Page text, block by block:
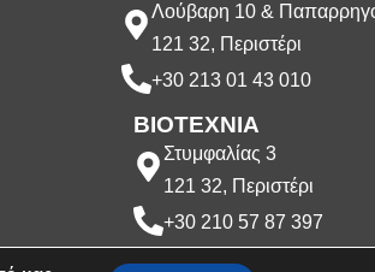
Λούβαρη 10 &
121 32, Περιστέρι
+30 213 01 43 010
ΒΙΟΤΕΧΝΙΑ
Στυμφαλίας 3
121 32, Περιστέρι
+30 210 57 87 397